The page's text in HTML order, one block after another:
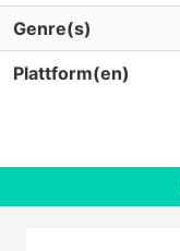
Genre(s)
Plattform(en)